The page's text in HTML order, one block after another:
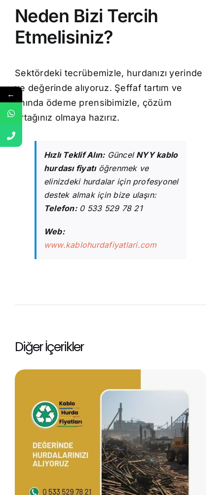
Neden Bizi Tercih
Etmelisiniz?
Sektördeki tecrübemizle, hurdanızı yerinde
ve değerinde alıyoruz. Şeffaf tartım ve
anında ödeme prensibimizle, çözüm
ortağınız olmaya hazırız.
Hızlı Teklif Alın:Güncel NYY kablo
hurdası fiyatıöğrenmek ve
elinizdeki hurdalar için profesyonel
destek almak için bize ulaşın:
Telefon:0 533 529 78 21
Web:
www.kablohurdafiyatlari.com
Diğer İçerikler
←